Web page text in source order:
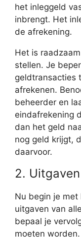
het inleggeld
inbrengt. Het
de afrekening.
Het is
stellen. Je
geldtransacties
afrekenen.
beheerder en
eindafrekening
dan het geld
nog geld krijgt,
daarvoor.
2.
Nu begin je met
uitgaven van
bepaal je
moeten